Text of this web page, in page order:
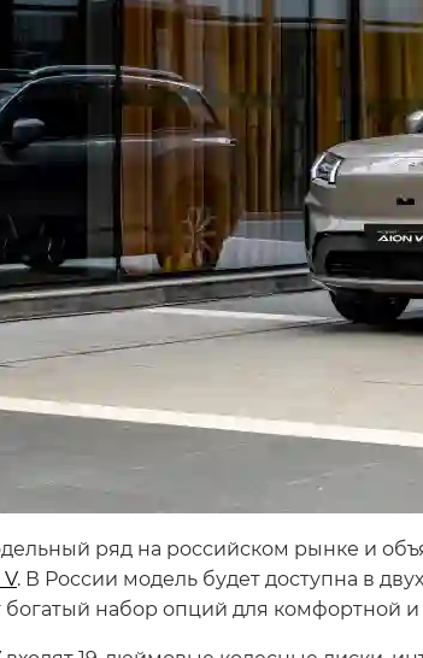
ряд на российском рынке и
. В России модель будет доступна в
богатый набор опций для комфортной